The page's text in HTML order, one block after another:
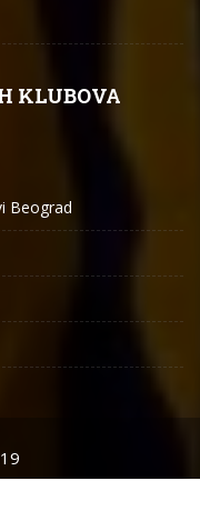
KLUBOVA
Beograd